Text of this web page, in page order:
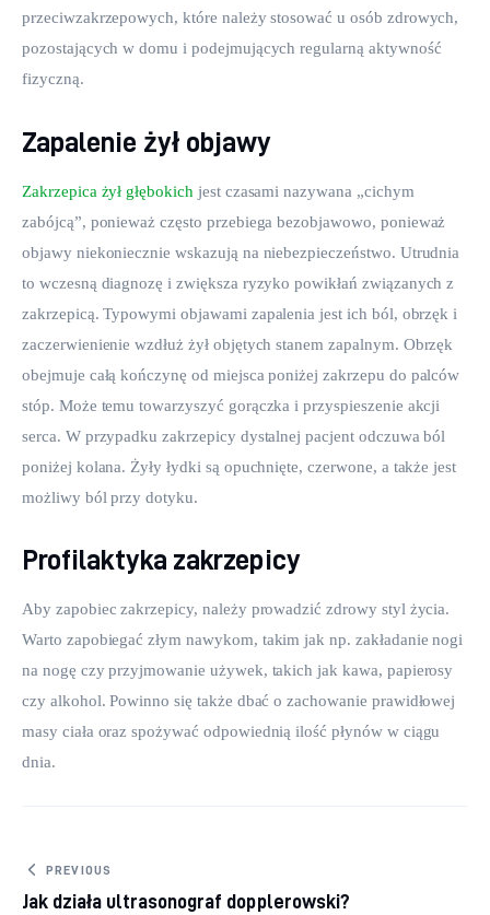
przeciwzakrzepowych, które należy stosować u osób zdrowych,
pozostających w domu i podejmujących regularną aktywność
fizyczną.
Zapalenie żył objawy
Zakrzepica żył głębokich jest czasami nazywana „cichym
zabójcą”, ponieważ często przebiega bezobjawowo, ponieważ
objawy niekoniecznie wskazują na niebezpieczeństwo. Utrudnia
to wczesną diagnozę i zwiększa ryzyko powikłań związanych z
zakrzepicą. Typowymi objawami zapalenia jest ich ból, obrzęk i
zaczerwienienie wzdłuż żył objętych stanem zapalnym. Obrzęk
obejmuje całą kończynę od miejsca poniżej zakrzepu do palców
stóp. Może temu towarzyszyć gorączka i przyspieszenie akcji
serca. W przypadku zakrzepicy dystalnej pacjent odczuwa ból
poniżej kolana. Żyły łydki są opuchnięte, czerwone, a także jest
możliwy ból przy dotyku.
Profilaktyka zakrzepicy
Aby zapobiec zakrzepicy, należy prowadzić zdrowy styl życia.
Warto zapobiegać złym nawykom, takim jak np. zakładanie nogi
na nogę czy przyjmowanie używek, takich jak kawa, papierosy
czy alkohol. Powinno się także dbać o zachowanie prawidłowej
masy ciała oraz spożywać odpowiednią ilość płynów w ciągu
dnia.
Nawigacja wpisu
PREVIOUS
Jak działa ultrasonograf dopplerowski?